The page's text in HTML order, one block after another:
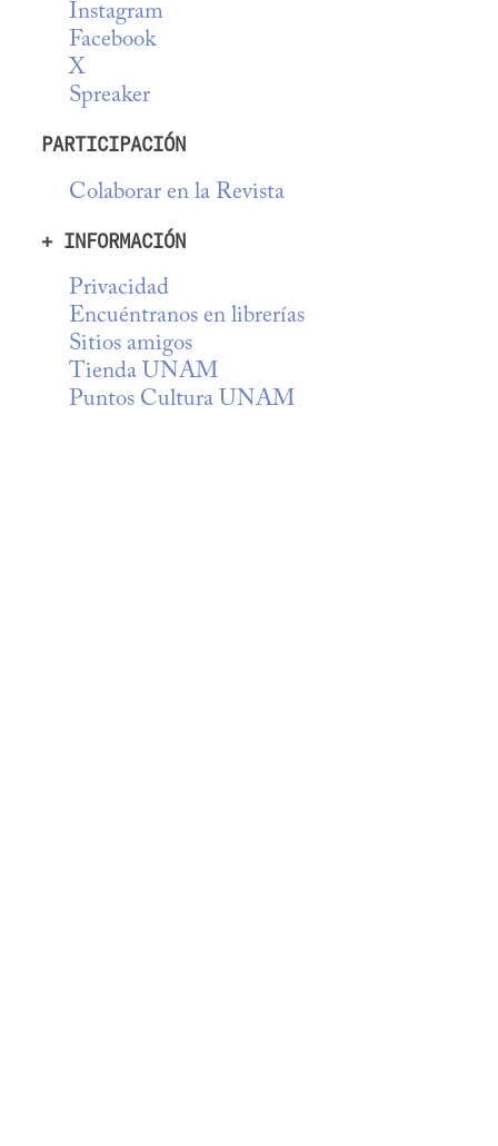
Instagram
Facebook
X
Spreaker
PARTICIPACIÓN
Colaborar en la Revista
+ INFORMACIÓN
Privacidad
Encuéntranos en librerías
Sitios amigos
Tienda UNAM
Puntos Cultura UNAM